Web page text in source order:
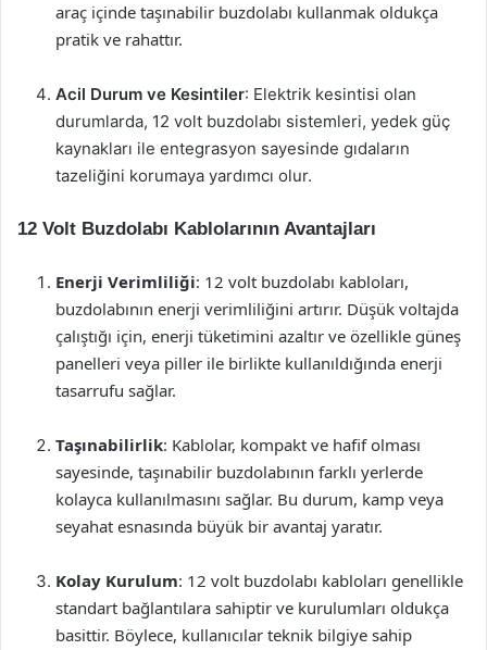
araç içinde taşınabilir buzdolabı kullanmak oldukça
pratik ve rahattır.
Acil Durum ve Kesintiler: Elektrik kesintisi olan
durumlarda, 12 volt buzdolabı sistemleri, yedek güç
kaynakları ile entegrasyon sayesinde gıdaların
tazeliğini korumaya yardımcı olur.
12 Volt Buzdolabı Kablolarının Avantajları
Enerji Verimliliği: 12 volt buzdolabı kabloları,
buzdolabının enerji verimliliğini artırır. Düşük voltajda
çalıştığı için, enerji tüketimini azaltır ve özellikle güneş
panelleri veya piller ile birlikte kullanıldığında enerji
tasarrufu sağlar.
Taşınabilirlik: Kablolar, kompakt ve hafif olması
sayesinde, taşınabilir buzdolabının farklı yerlerde
kolayca kullanılmasını sağlar. Bu durum, kamp veya
seyahat esnasında büyük bir avantaj yaratır.
Kolay Kurulum: 12 volt buzdolabı kabloları genellikle
standart bağlantılara sahiptir ve kurulumları oldukça
basittir. Böylece, kullanıcılar teknik bilgiye sahip